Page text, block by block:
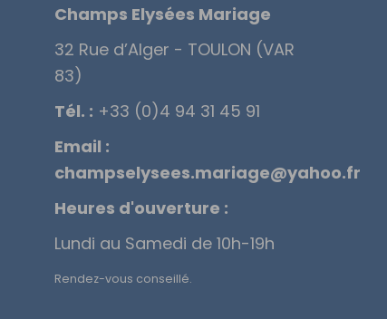
Champs Elysées Mariage
32 Rue d’Alger - TOULON (VAR
83)
Tél. : +33 (0)4 94 31 45 91
Email :
champselysees.mariage@yahoo.fr
Heures d'ouverture :
Lundi au Samedi de 10h-19h
Rendez-vous conseillé.